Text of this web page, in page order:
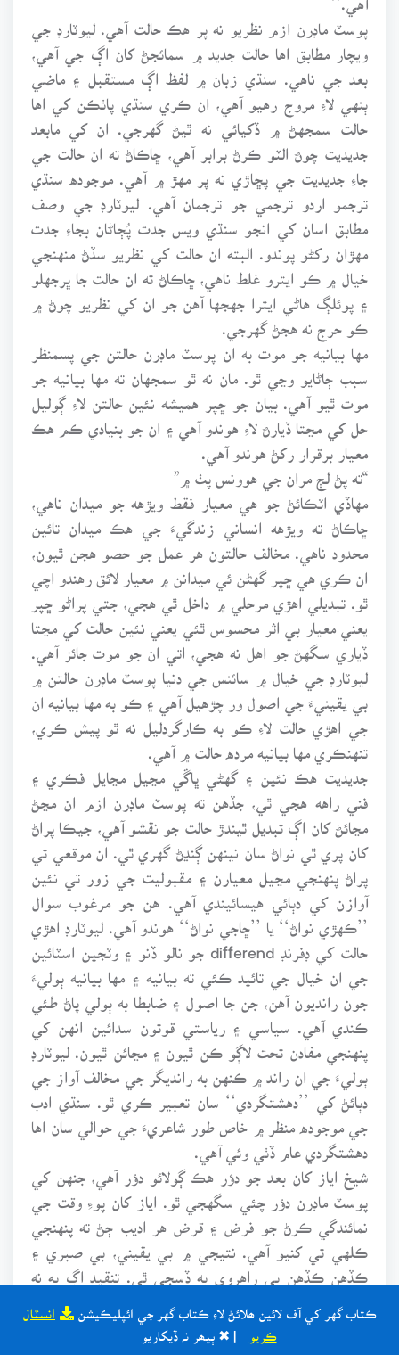
ڪتاب گهر کي آف لائين ھلائڻ لاءِ ڪتاب گهر جي ائپليڪيشن انسٽال
| ✖ ٻيھر نہ ڏيکاريو
پوسٽ ماڊرن ازم نظريو نه پر هڪ حالت آهي. ليوٽارڊ جي
ويچار مطابق اها حالت جديد ۾ سمائجڻ کان اڳ جي آهي،
بعد جي ناهي. سنڌي زبان ۾ لفظ اڳ مستقبل ۽ ماضي
ٻنهي لاءِ مروج رهيو آهي، ان ڪري سنڌي پاٺڪن کي اها
حالت سمجهڻ ۾ ڏکيائي نه ٿيڻ گهرجي. ان کي مابعد
جديديت چوڻ الٽو ڪرڻ برابر آهي، ڇاڪاڻ ته ان حالت جي
جاءِ جديديت جي پڇاڙي نه پر مهڙ ۾ آهي. موجوده سنڌي
ترجمو اردو ترجمي جو ترجمان آهي. ليوٽارڊ جي وصف
مطابق اسان کي انجو سنڌي ويس جدت پُڄاڻان بجاءِ جدت
مهڙان رکڻو پوندو. البته ان حالت کي نظريو سڏڻ منهنجي
خيال ۾ ڪو ايترو غلط ناهي، ڇاڪاڻ ته ان حالت جا ڀرجهلو
۽ پوئلڳ هاڻي ايترا جهجها آهن جو ان کي نظريو چوڻ ۾
ڪو حرج نه هجڻ گهرجي.
مها بيانيه جو موت به ان پوسٽ ماڊرن حالتن جي پسمنظر
سبب ڄاڻايو وڃي ٿو. مان نه ٿو سمجهان ته مها بيانيه جو
موت ٿيو آهي. بيان جو ڇپر هميشه نئين حالتن لاءِ ڳوليل
حل کي مڃتا ڏيارڻ لاءِ هوندو آهي ۽ ان جو بنيادي ڪم هڪ
معيار برقرار رکڻ هوندو آهي.
“ته پڻ لڄ مران جي هوونس پٺ ۾”
مهاڏي اٽڪائڻ جو هي معيار فقط ويڙهه جو ميدان ناهي،
ڇاڪاڻ ته ويڙهه انساني زندگيءَ جي هڪ ميدان تائين
محدود ناهي. مخالف حالتون هر عمل جو حصو هجن ٿيون،
ان ڪري هي ڇپر گهڻن ئي ميدانن ۾ معيار لائق رهندو اچي
ٿو. تبديلي اهڙي مرحلي ۾ داخل ٿي هجي، جتي پراڻو ڇپر
يعني معيار بي اثر محسوس ٿئي يعني نئين حالت کي مڃتا
ڏياري سگهڻ جو اهل نه هجي، اتي ان جو موت جائز آهي.
ليوٽارڊ جي خيال ۾ سائنس جي دنيا پوسٽ ماڊرن حالتن ۾
بي يقينيءَ جي اصول ور چڙهيل آهي ۽ ڪو به مها بيانيه ان
جي اهڙي حالت لاءِ ڪو به ڪارگردليل نه ٿو پيش ڪري،
تنهنڪري مها بيانيه مرده حالت ۾ آهي.
جديديت هڪ نئين ۽ گهڻي ڀاڱي مڃيل مڃايل فڪري ۽
فني راهه هجي ٿي، جڏهن ته پوسٽ ماڊرن ازم ان مڃڻ
مڃائڻ کان اڳ تبديل ٿيندڙ حالت جو نقشو آهي، جيڪا پراڻ
کان پري ٿي نواڻ سان نينهن ڳنڍڻ گهري ٿي. ان موقعي تي
پراڻ پنهنجي مڃيل معيارن ۽ مقبوليت جي زور تي نئين
آوازن کي دٻائي هيسائيندي آهي. هن جو مرغوب سوال
’’ڪهڙي نواڻ‘‘ يا ’’ڇاجي نواڻ‘‘ هوندو آهي. ليوٽارڊ اهڙي
حالت کي ڊفرنڊ differend جو نالو ڏنو ۽ وٽجين اسٽائين
جي ان خيال جي تائيد ڪئي ته بيانيه ۽ مها بيانيه ٻوليءَ
جون رانديون آهن، جن جا اصول ۽ ضابطا به ٻولي پاڻ طئي
ڪندي آهي. سياسي ۽ رياستي قوتون سدائين انهن کي
پنهنجي مفادن تحت لاڳو ڪن ٿيون ۽ مڃائن ٿيون. ليوٽارڊ
ٻوليءَ جي ان راند ۾ ڪنهن به رانديگر جي مخالف آواز جي
دٻائڻ کي ’’دهشتگردي‘‘ سان تعبير ڪري ٿو. سنڌي ادب
جي موجوده منظر ۾ خاص طور شاعريءَ جي حوالي سان اها
دهشتگردي عام ڏٺي وئي آهي.
شيخ اياز کان بعد جو دؤر هڪ ڳولائو دؤر آهي، جنهن کي
پوسٽ ماڊرن دؤر چئي سگهجي ٿو. اياز کان پوءِ وقت جي
نمائندگي ڪرڻ جو فرض ۽ قرض هر اديب ڄڻ ته پنهنجي
ڪلهي تي کنيو آهي. نتيجي ۾ بي يقيني، بي صبري ۽
ڪڏهن ڪڏهن بي راهروي به ڏسجي ٿي. تنقيد اڳ به نه
شڪل اڀري نه سگهجڻ جو هڪ وڏو سبب تخليقڪارن جي
ٽولي پرستي پڻ آهي. ابلاغ جي اڄوڪي طاقتور دؤر ۾